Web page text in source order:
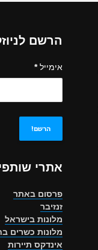
הרשם
אימייל*
אתרי
פרסום באתר
זנזיבר
מלונות בישראל
מלונות כשרים
אינדקס תיירות